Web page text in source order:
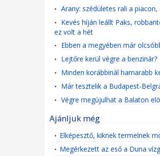
• Arany: szédületes rali a
• Kevés híján leállt Paks,
ez volt a hét
• Ebben a megyében már
• Lejtőre kerül végre a benzinár?
• Minden korábbinál hamarabb
• Már tesztelik a Budapest-
• Végre megújulhat a Balaton
Ajánljuk még
• Elképesztő, kiknek termelnek
• Megérkezett az eső a Duna